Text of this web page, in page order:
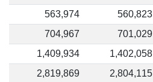
560,823
563,974
701,029
704,967
1,402,058
1,409,934
2,804,115
2,819,869